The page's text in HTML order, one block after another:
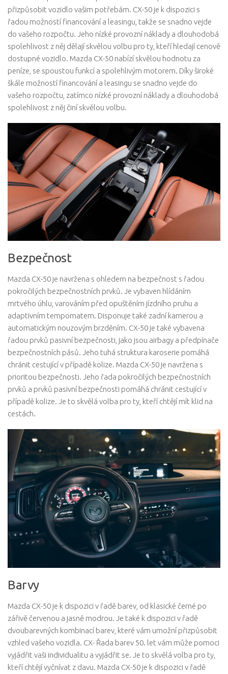
přizpůsobit vozidlo vašim potřebám. CX-50 je k dispozici s
řadou možností financování a leasingu, takže se snadno vejde
do vašeho rozpočtu. Jeho nízké provozní náklady a dlouhodobá
spolehlivost z něj dělají skvělou volbu pro ty, kteří hledají cenově
dostupné vozidlo. Mazda CX-50 nabízí skvělou hodnotu za
peníze, se spoustou funkcí a spolehlivým motorem. Díky široké
škále možností financování a leasingu se snadno vejde do
vašeho rozpočtu, zatímco nízké provozní náklady a dlouhodobá
spolehlivost z něj činí skvělou volbu.
Bezpečnost
Mazda CX-50 je navržena s ohledem na bezpečnost s řadou
pokročilých bezpečnostních prvků. Je vybaven hlídáním
mrtvého úhlu, varováním před opuštěním jízdního pruhu a
adaptivním tempomatem. Disponuje také zadní kamerou a
automatickým nouzovým brzděním. CX-50 je také vybavena
řadou prvků pasivní bezpečnosti, jako jsou airbagy a předpínače
bezpečnostních pásů. Jeho tuhá struktura karoserie pomáhá
chránit cestující v případě kolize. Mazda CX-50 je navržena s
prioritou bezpečnosti. Jeho řada pokročilých bezpečnostních
prvků a prvků pasivní bezpečnosti pomáhá chránit cestující v
případě kolize. Je to skvělá volba pro ty, kteří chtějí mít klid na
cestách.
Barvy
Mazda CX-50 je k dispozici v řadě barev, od klasické černé po
zářivě červenou a jasně modrou. Je také k dispozici v řadě
dvoubarevných kombinací barev, které vám umožní přizpůsobit
vzhled vašeho vozidla. CX- Řada barev 50. let vám může pomoci
vyjádřit vaši individualitu a vyjádřit se. Je to skvělá volba pro ty,
kteří chtějí vyčnívat z davu. Mazda CX-50 je k dispozici v řadě